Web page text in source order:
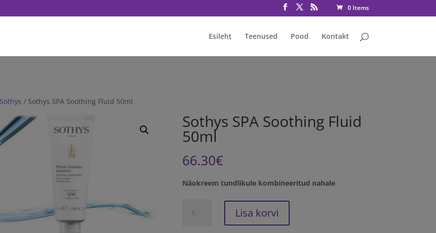
fbq('track', 'PageView'); // Once affirmative consent has been granted fbq('consent', 'grant');
0 Items
Esileht Teenused Pood Kontakt
Sothys / Sothys SPA Soothing Fluid 50ml
Sothys SPA Soothing Fluid
50ml
66.30€
Näokreem tundlikule kombineeritud nahale
SPA
Lisa korvi